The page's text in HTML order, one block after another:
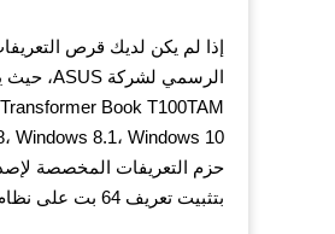
بتثبيت تعريف 64 بت على نظام 64 بت، وتعريف 32 بت على نظام 32 بت.